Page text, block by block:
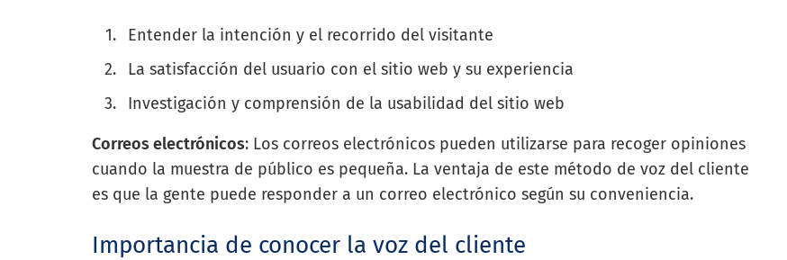
Entender la intención y el recorrido del visitante
La satisfacción del usuario con el sitio web y su experiencia
Investigación y comprensión de la usabilidad del sitio web
Correos electrónicos: Los correos electrónicos pueden utilizarse para recoger opiniones
cuando la muestra de público es pequeña. La ventaja de este método de voz del cliente
es que la gente puede responder a un correo electrónico según su conveniencia.
Importancia de conocer la voz del cliente